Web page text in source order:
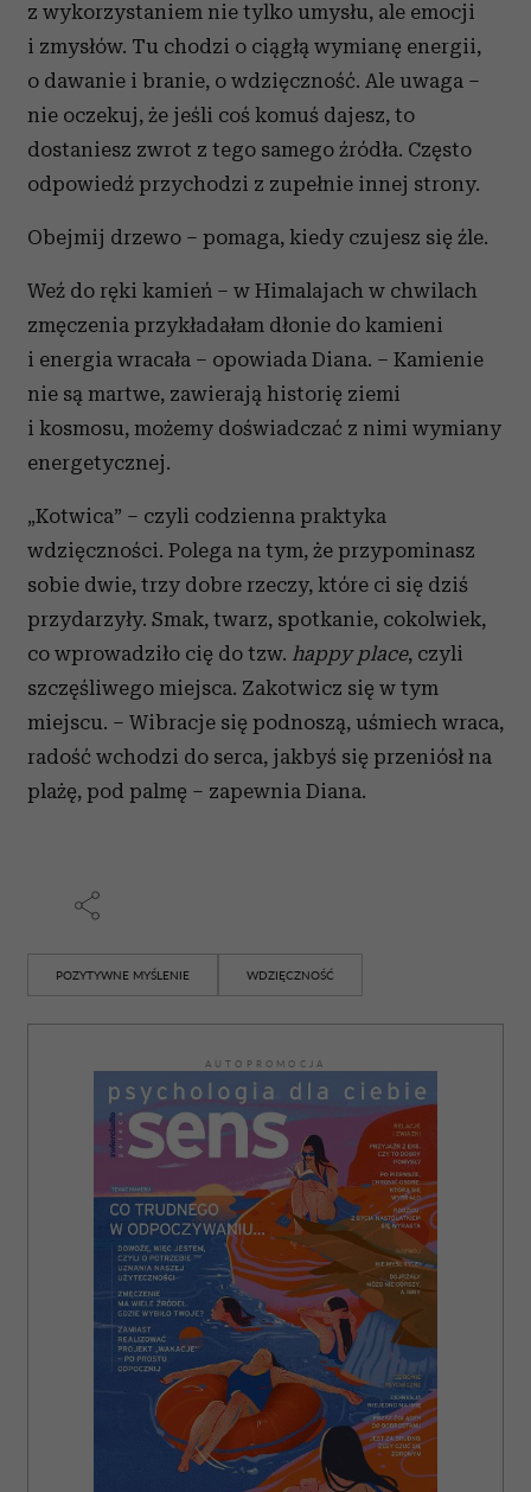
z wykorzystaniem nie tylko umysłu, ale emocji
i zmysłów. Tu chodzi o ciągłą wymianę energii,
o dawanie i branie, o wdzięczność. Ale uwaga –
nie oczekuj, że jeśli coś komuś dajesz, to
dostaniesz zwrot z tego samego źródła. Często
odpowiedź przychodzi z zupełnie innej strony.
Obejmij drzewo – pomaga, kiedy czujesz się źle.
Weź do ręki kamień – w Himalajach w chwilach
zmęczenia przykładałam dłonie do kamieni
i energia wracała – opowiada Diana. – Kamienie
nie są martwe, zawierają historię ziemi
i kosmosu, możemy doświadczać z nimi wymiany
energetycznej.
„Kotwica” – czyli codzienna praktyka
wdzięczności. Polega na tym, że przypominasz
sobie dwie, trzy dobre rzeczy, które ci się dziś
przydarzyły. Smak, twarz, spotkanie, cokolwiek,
co wprowadziło cię do tzw. happy place, czyli
szczęśliwego miejsca. Zakotwicz się w tym
miejscu. – Wibracje się podnoszą, uśmiech wraca,
radość wchodzi do serca, jakbyś się przeniósł na
plażę, pod palmę – zapewnia Diana.
POZYTYWNE MYŚLENIE WDZIĘCZNOŚĆ
AUTOPROMOCJA